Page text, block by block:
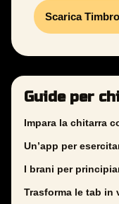
Scarica
Guide per
Impara la chitarra
Un’app per
I brani per
Trasforma le tab in